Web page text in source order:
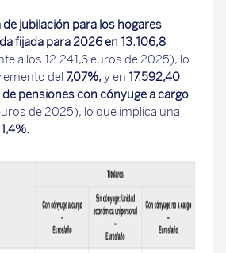
jubilación para los hogares
fijada para 2026 en 13.106,8
a los 12.241,6 euros de 2025), lo
del 7,07%,y en 17.592,40
pensiones con cónyuge a cargo
de 2025), lo que implica una